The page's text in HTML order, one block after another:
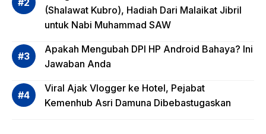
Reksa
Saja?
(Shalawat Kubro), Hadiah Dari Malaikat Jibril
untuk Nabi Muhammad SAW
Apakah Mengubah DPI HP Android Bahaya? Ini
Jawaban Anda
Viral Ajak Vlogger ke Hotel, Pejabat
Kemenhub Asri Damuna Dibebastugaskan